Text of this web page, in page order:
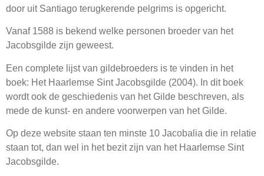
Agenda
Webshop
door uit Santiago terugkerende pelgrims is opgericht.
Vanaf 1588 is bekend welke personen broeder van het
Jacobsgilde zijn geweest.
Een complete lijst van gildebroeders is te vinden in het
boek: Het Haarlemse Sint Jacobsgilde (2004). In dit boek
wordt ook de geschiedenis van het Gilde beschreven, als
mede de kunst- en andere voorwerpen van het Gilde.
Op deze website staan ten minste 10 Jacobalia die in relatie
staan tot, dan wel in het bezit zijn van het Haarlemse Sint
Jacobsgilde.